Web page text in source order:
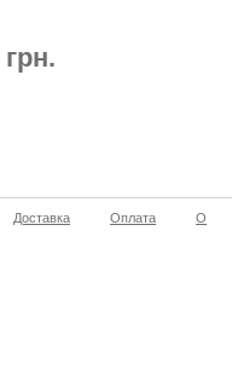
грн.
Доставка Оплата
О